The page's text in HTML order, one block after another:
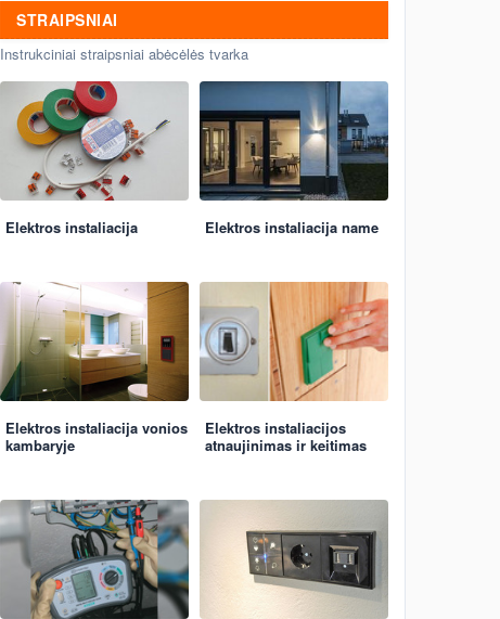
STRAIPSNIAI
Instrukciniai straipsniai abėcėlės tvarka
Elektros instaliacija Elektros instaliacija name
Elektros instaliacija vonios
kambaryje
Elektros instaliacijos
atnaujinimas ir keitimas